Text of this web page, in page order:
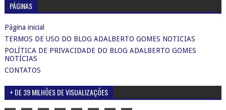
PÁGINAS
Página inicial
TERMOS DE USO DO BLOG ADALBERTO GOMES NOTICIAS
POLÍTICA DE PRIVACIDADE DO BLOG ADALBERTO GOMES
NOTÍCIAS
CONTATOS
+ DE 39 MILHÕES DE VISUALIZAÇÕES